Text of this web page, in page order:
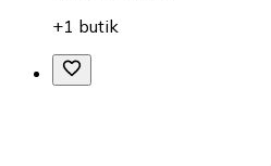
+1 butik